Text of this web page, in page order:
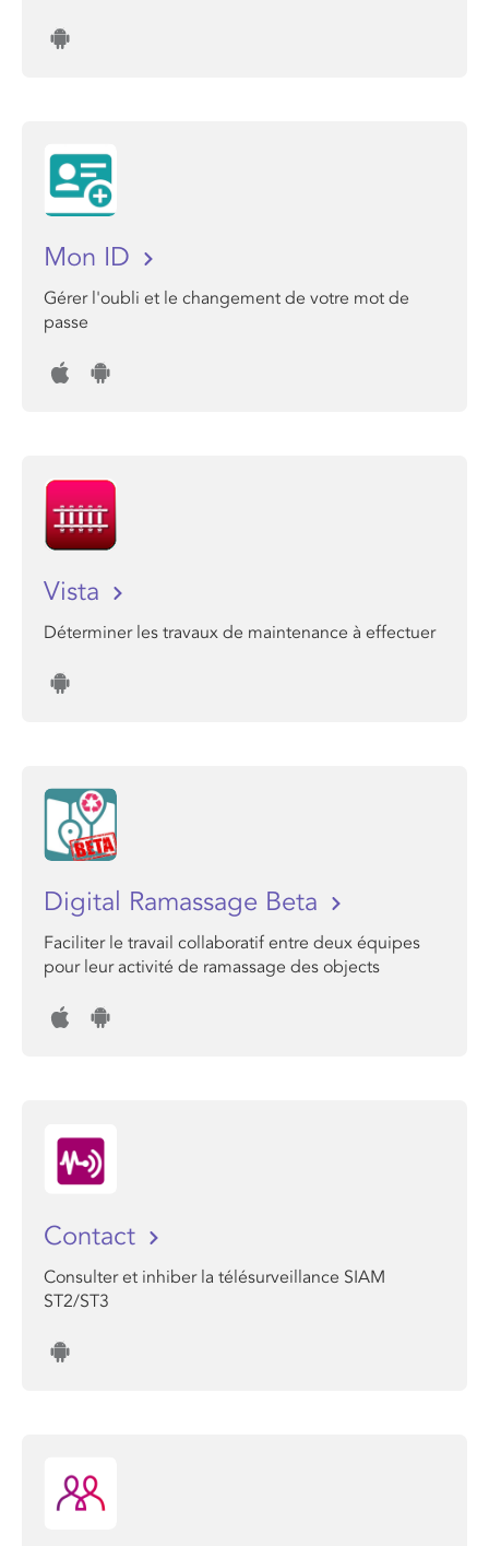
Mon ID
Gérer l'oubli et le changement de votre mot de
passe
Vista
Déterminer les travaux de maintenance à effectuer
Digital Ramassage Beta
Faciliter le travail collaboratif entre deux équipes
pour leur activité de ramassage des objects
Contact
Consulter et inhiber la télésurveillance SIAM
ST2/ST3